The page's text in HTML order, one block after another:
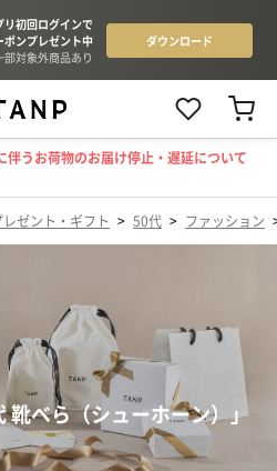
伴うお荷物のお届け停止・遅延について
ゼント・ギフト > 50代 > ファッション
靴べら（シューホーン）」